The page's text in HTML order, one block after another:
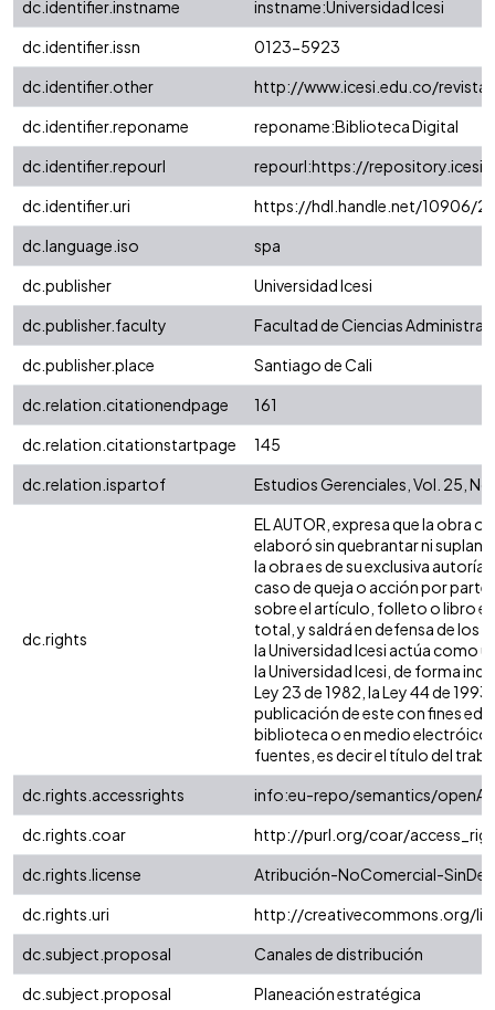
dc.identifier.instname
instname:Universidad Icesi
dc.identifier.issn
0123-5923
dc.identifier.other
http://www.icesi.edu.co/
dc.identifier.reponame
reponame:Biblioteca Digital
dc.identifier.repourl
repourl:https://
dc.identifier.uri
https://hdl.handle.net/10906/
dc.language.iso
spa
dc.publisher
Universidad Icesi
dc.publisher.faculty
Facultad de Ciencias
dc.publisher.place
Santiago de Cali
dc.relation.citationendpage
161
dc.relation.citationstartpage
145
dc.relation.ispartof
Estudios Gerenciales, Vol. 25,
dc.rights
EL AUTOR, expresa que la obra
elaboró sin quebrantar ni
la obra es de su exclusiva autoría
caso de queja o acción por
sobre el artículo, folleto o libro
total, y saldrá en defensa de los
la Universidad Icesi actúa como
la Universidad Icesi, de forma
Ley 23 de 1982, la Ley 44 de
publicación de este con fines
biblioteca o en medio electróico
fuentes, es decir el título del
dc.rights.accessrights
info:eu-repo/semantics/
dc.rights.coar
http://purl.org/coar/
dc.rights.license
Atribución-NoComercial-
dc.rights.uri
http://creativecommons.org/
dc.subject.proposal
Canales de distribución
dc.subject.proposal
Planeación estratégica